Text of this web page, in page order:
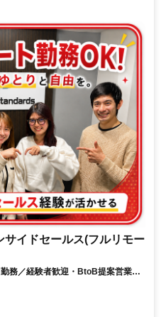
サイドセールス(フルリモー
務／経験者歓迎・BtoB提案営業で